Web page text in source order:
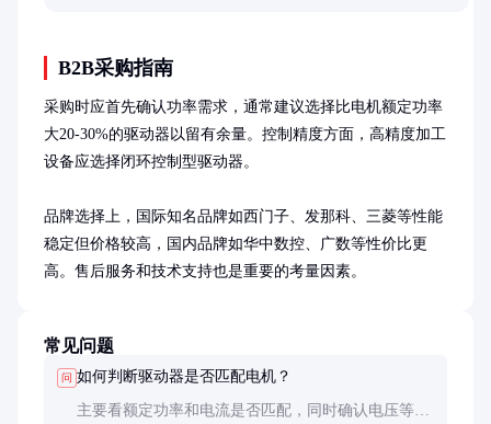
B2B采购指南
采购时应首先确认功率需求，通常建议选择比电机额定功率
大20-30%的驱动器以留有余量。控制精度方面，高精度加工
设备应选择闭环控制型驱动器。
品牌选择上，国际知名品牌如西门子、发那科、三菱等性能
稳定但价格较高，国内品牌如华中数控、广数等性价比更
高。售后服务和技术支持也是重要的考量因素。
常见问题
问 如何判断驱动器是否匹配电机？
主要看额定功率和电流是否匹配，同时确认电压等级